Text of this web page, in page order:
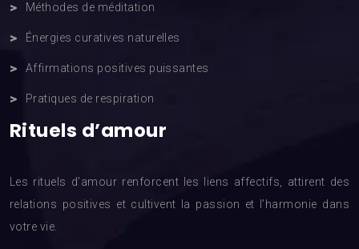
Méthodes de méditation
Énergies curatives naturelles
Affirmations positives puissantes
Pratiques de respiration
Rituels d’amour
Les rituels d’amour renforcent les liens affectifs, attirent des
relations positives et cultivent la passion et l’harmonie dans
votre vie.